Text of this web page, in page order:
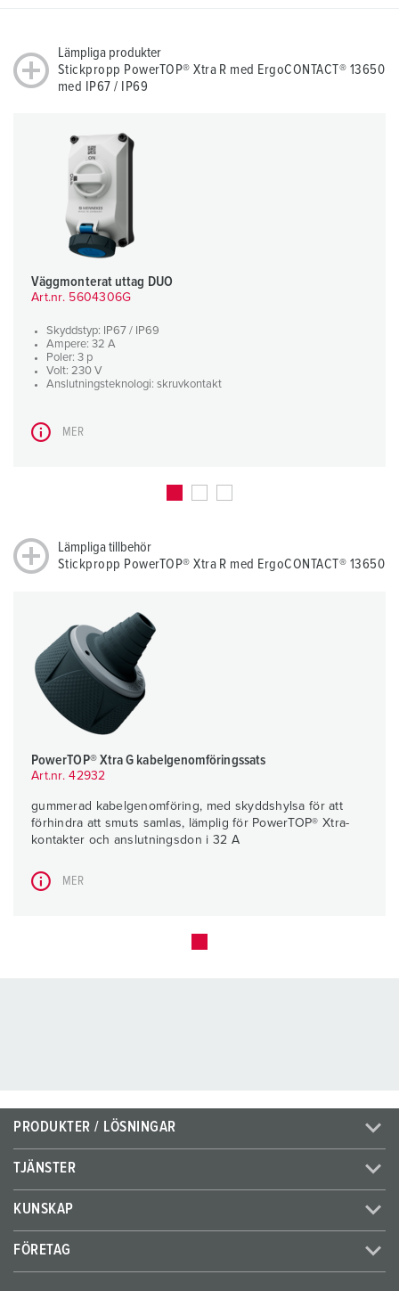
Lämpliga produkter
Stickpropp PowerTOP® Xtra R med ErgoCONTACT® 13650
med IP67 / IP69
Väggmonterat uttag DUO
Art.nr. 5604306G
Skyddstyp: IP67 / IP69
Ampere: 32 A
Poler: 3 p
Volt: 230 V
Anslutningsteknologi: skruvkontakt
MER
Lämpliga tillbehör
Stickpropp PowerTOP® Xtra R med ErgoCONTACT® 13650
PowerTOP® Xtra G kabelgenomföringssats
Art.nr. 42932
gummerad kabelgenomföring, med skyddshylsa för att
förhindra att smuts samlas, lämplig för PowerTOP® Xtra-
kontakter och anslutningsdon i 32 A
MER
PRODUKTER / LÖSNINGAR
TJÄNSTER
KUNSKAP
FÖRETAG